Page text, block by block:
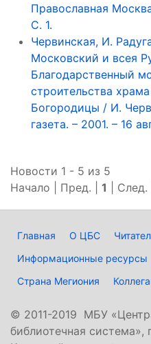
Православная
С. 1.
Червинская, И.
Московский и всея
Благодарственный
строительства
Богородицы / И.
газета. – 2001. – 16
Новости 1 - 5 из 5
Начало | Пред. | 1 |
Главная О ЦБС
Информационные ресурсы
Страна Мегиония
© 2011-2019 МБУ
библиотечная система»,